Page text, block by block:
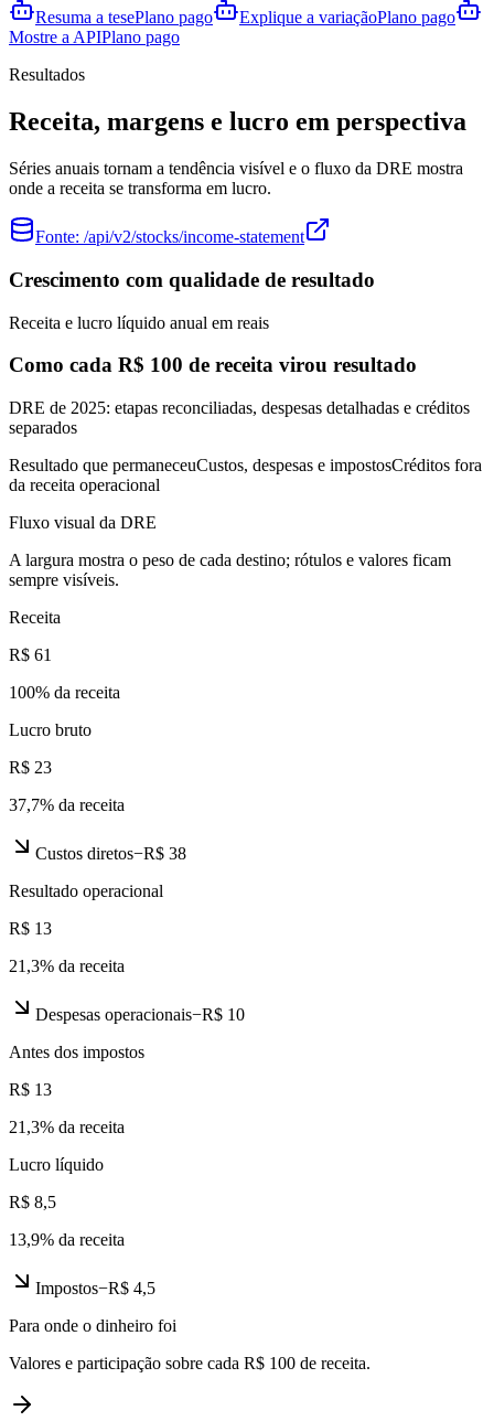
Resuma a tesePlano pago Explique a variaçãoPlano pago
Mostre a APIPlano pago
Resultados
Receita, margens e lucro em perspectiva
Séries anuais tornam a tendência visível e o fluxo da DRE mostra
onde a receita se transforma em lucro.
Fonte: /api/v2/stocks/income-statement
Crescimento com qualidade de resultado
Receita e lucro líquido anual em reais
Como cada R$ 100 de receita virou resultado
DRE de 2025: etapas reconciliadas, despesas detalhadas e créditos
separados
Resultado que permaneceuCustos, despesas e impostosCréditos fora
da receita operacional
Fluxo visual da DRE
A largura mostra o peso de cada destino; rótulos e valores ficam
sempre visíveis.
Receita
R$ 61
100% da receita
Lucro bruto
R$ 23
37,7% da receita
Custos diretos−R$ 38
Resultado operacional
R$ 13
21,3% da receita
Despesas operacionais−R$ 10
Antes dos impostos
R$ 13
21,3% da receita
Lucro líquido
R$ 8,5
13,9% da receita
Impostos−R$ 4,5
Para onde o dinheiro foi
Valores e participação sobre cada R$ 100 de receita.